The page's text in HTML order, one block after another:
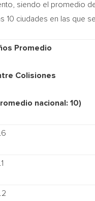
siendo el promedio
10 ciudades en las que
Promedio
Colisiones
nacional: 10)